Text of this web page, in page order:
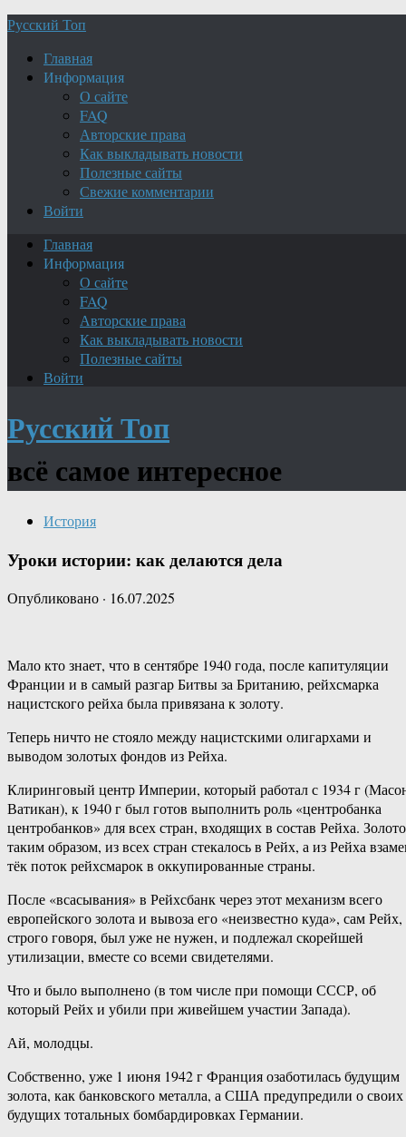
Русский Топ
Главная
Информация
О сайте
FAQ
Авторские права
Как выкладывать новости
Полезные сайты
Свежие комментарии
Войти
Главная
Информация
О сайте
FAQ
Авторские права
Как выкладывать новости
Полезные сайты
Войти
Русский Топ
всё самое интересное
История
Уроки истории: как делаются дела
Опубликовано · 16.07.2025
Мало кто знает, что в сентябре 1940 года, после капитуляции
Франции и в самый разгар Битвы за Британию, рейхсмарка
нацистского рейха была привязана к золоту.
Теперь ничто не стояло между нацистскими олигархами и
выводом золотых фондов из Рейха.
Клиринговый центр Империи, который работал с 1934 г
Ватикан), к 1940 г был готов выполнить роль «центробанка
центробанков» для всех стран, входящих в состав Рейха.
таким образом, из всех стран стекалось в Рейх, а из Рейха
тёк поток рейхсмарок в оккупированные страны.
После «всасывания» в Рейхсбанк через этот механизм всего
европейского золота и вывоза его «неизвестно куда», сам Рейх,
строго говоря, был уже не нужен, и подлежал скорейшей
утилизации, вместе со всеми свидетелями.
Что и было выполнено (в том числе при помощи СССР, об
который Рейх и убили при живейшем участии Запада).
Ай, молодцы.
Собственно, уже 1 июня 1942 г Франция озаботилась будущим
золота, как банковского металла, а США предупредили о своих
будущих тотальных бомбардировках Германии.